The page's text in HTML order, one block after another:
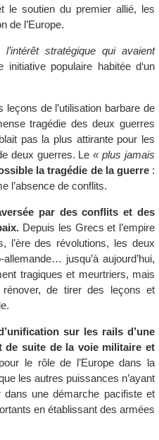
le soutien du premier allié, les
de l’Europe.
stratégique qui avaient
initiative populaire habitée d‘un
de l’utilisation barbare de
tragédie des deux guerres
pas la plus attirante pour les
deux guerres. Le« plus jamais
la tragédie de la guerre:
l’absence de conflits.
par des conflits et des
Depuis les Grecs et l’empire
l’ère des révolutions, les deux
jusqu’à aujourd’hui,
tragiques et meurtriers, mais
de tirer des leçons et
sur les rails d’une
de suite de la voie militaire et
le rôle de l’Europe dans la
les autres puissances n’ayant
dans une démarche pacifiste et
en établissant des armées